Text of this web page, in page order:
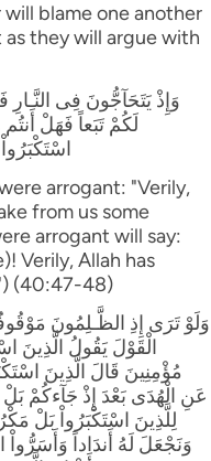
blame one another
they will argue with
وَإِذْ يَتَحَآجُّونَ فِى النَّـارِ
لَكُمْ تَبَعاً فَهَلْ
arrogant: "Verily,
from us some
arrogant will say:
Verily, Allah has
(40:47-48)
وَلَوْ تَرَى إِذِ الظَّـلِمُونَ
الْقَوْلَ يَقُولُ الَّذِينَ
مُؤْمِنِينَ قَالَ الَّذِينَ
عَنِ الْهُدَى بَعْدَ إِذْ جَآءكُمْ
لِلَّذِينَ اسْتَكْبَرُواْ بَلْ مَكْرُ
وَنَجْعَلَ لَهُ أَندَاداً وَأَسَرُّواْ